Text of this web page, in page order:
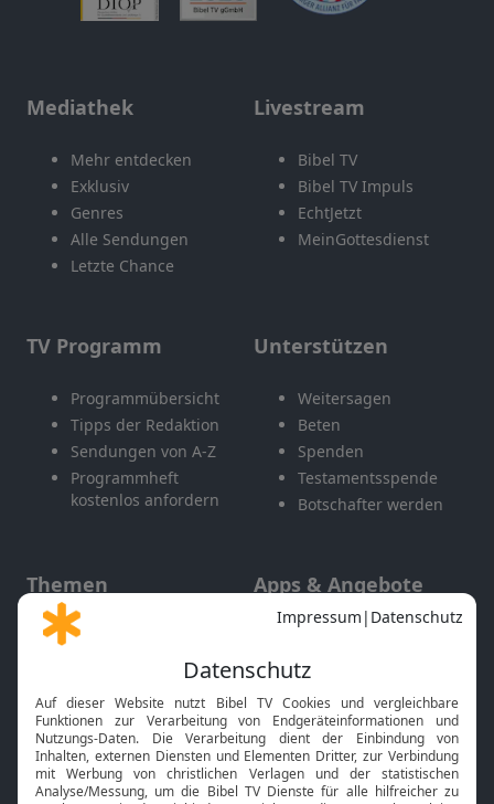
Mediathek
Mehr entdecken
Exklusiv
Genres
Alle Sendungen
Letzte Chance
Livestream
Bibel TV
Bibel TV Impuls
EchtJetzt
MeinGottesdienst
TV Programm
Programmübersicht
Tipps der Redaktion
Sendungen von A-Z
Programmheft
kostenlos anfordern
Unterstützen
Weitersagen
Beten
Spenden
Testamentsspende
Botschafter werden
Themen
Gott und Bibel erklärt
Neuigkeiten
Apps & Angebote
Mobile App
Smart TV
HbbTV
Bibelthek Online-Bibel
Nächster Gottesdienst